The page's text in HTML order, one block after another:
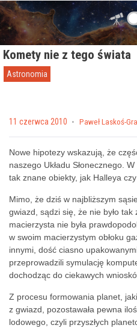
Przejdź do zawartości
Komety nie z tego świata
Astronomia
Posted on
11 czerwca 2010 by Paweł Laskoś-
Nowe hipotezy wskazują, że
naszego Układu Słonecznego.
tak znane obiekty, jak Halleya czy
Mimo, że dziś w najbliższym
gwiazd, sądzi się, że nie było
macierzysta nie była
w swoim macierzystym obłoku
innymi, dość ciasno
przeprowadzili symulację
dochodząc do ciekawych
Z procesu formowania planet,
z gwiazd, pozostawała pewna
lodowego, czyli przyszłych